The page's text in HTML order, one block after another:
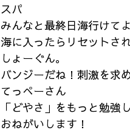
スパ
みんなと最終日海行けて
海に入ったらリセットさ
しょーぐん。
バンジーだね！刺激を求
てっぺーさん
「どやさ」をもっと勉強
おねがいします！